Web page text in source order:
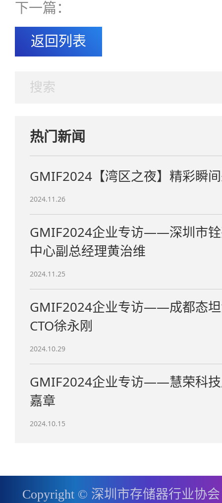
下一篇：
返回列表
热门新闻
GMIF2024【湾区之夜】精彩瞬
2024.11.26
GMIF2024企业专访——深圳市
中心副总经理黄治维
2024.11.25
GMIF2024企业专访——成都态
CTO徐永刚
2024.10.29
GMIF2024企业专访——慧荣科技
嘉章
2024.10.15
Copyright © 深圳市存储器行业协